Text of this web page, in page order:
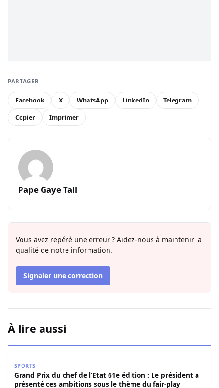
PARTAGER
Facebook X WhatsApp LinkedIn Telegram
Copier Imprimer
Pape Gaye Tall
Vous avez repéré une erreur ? Aidez-nous à maintenir la
qualité de notre information.
Signaler une correction
À lire aussi
SPORTS
Grand Prix du chef de l’Etat 61e édition : Le président a
présenté ces ambitions sous le thème du fair-play